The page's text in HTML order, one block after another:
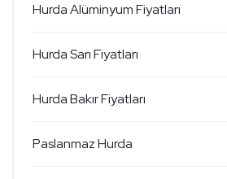
Hurda Alüminyum Fiyatları
Hurda Sarı Fiyatları
Hurda Bakır Fiyatları
Paslanmaz Hurda